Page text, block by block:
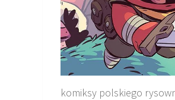
komiksy polskiego